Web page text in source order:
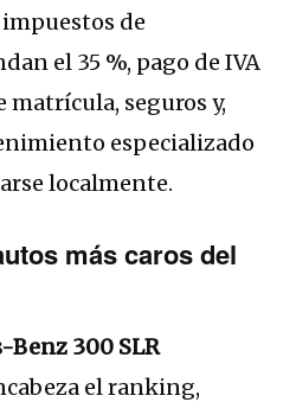
de
el 35 %, pago de IVA
matrícula, seguros y,
especializado
localmente.
más caros del
Benz 300 SLR
el ranking,